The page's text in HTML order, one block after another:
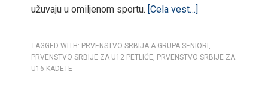
užuvaju u omiljenom sportu. [Cela vest…]
TAGGED WITH: PRVENSTVO SRBIJA A GRUPA SENIORI ,
PRVENSTVO SRBIJE ZA U12 PETLIĆE, PRVENSTVO SRBIJE ZA
U16 KADETE